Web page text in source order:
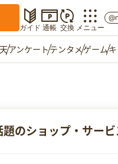
ガイド 通帳 交換 メニュー
アンケートテンタメゲーム
題のショップ・サービ